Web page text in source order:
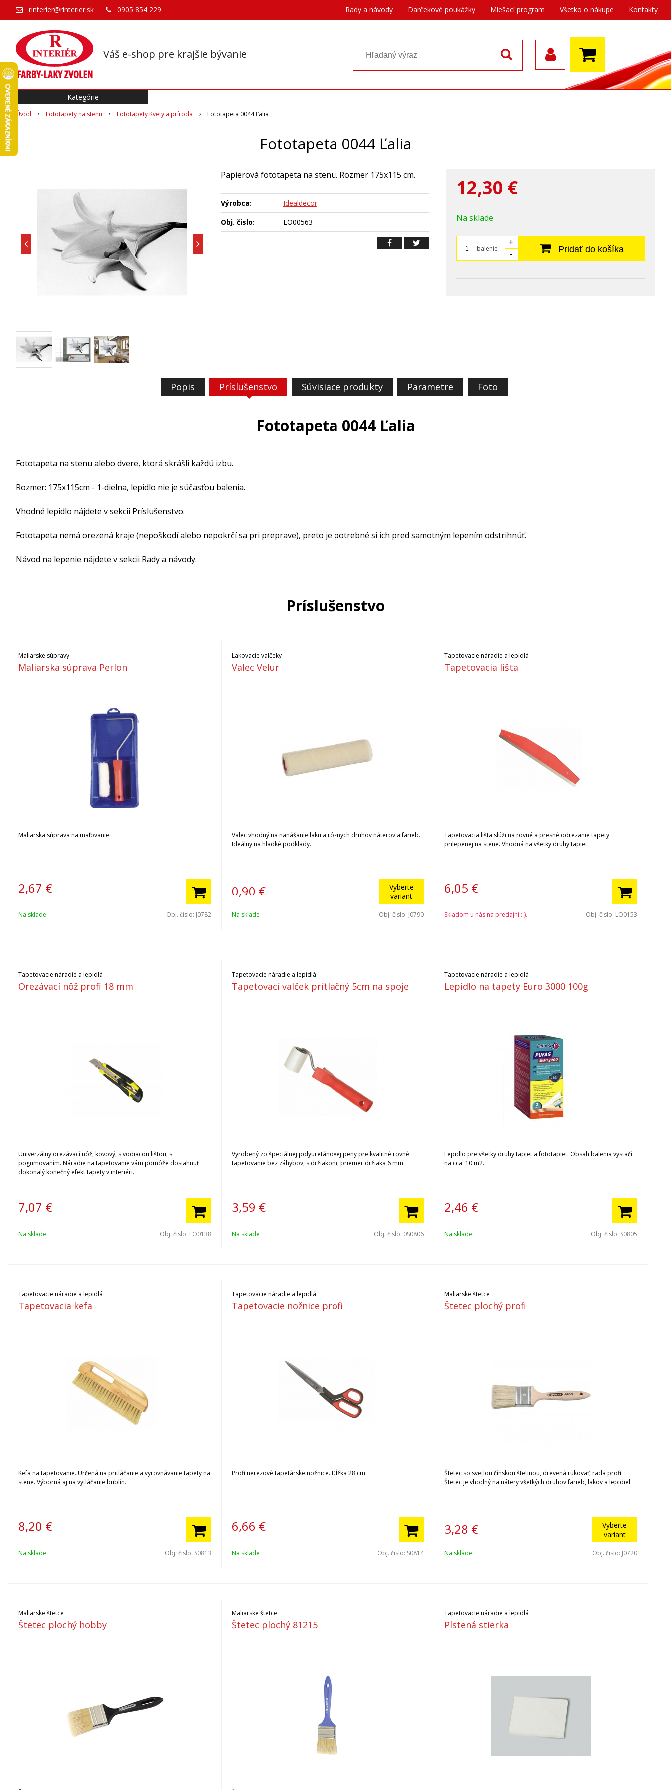
Váš e-shop pre krajšie bývanie
rinterier@rinterier.sk 0905 854 229 Rady a návody Darčekové poukážky Miešací program Všetko o nákupe Kontakty
Úvod Fototapety na stenu Fototapety Kvety a príroda Fototapeta 0044 Ľalia
Fototapeta 0044 Ľalia
12,30 €
Na sklade
balenie
+
-
Pridať do košíka
Papierová fototapeta na stenu. Rozmer 175x115 cm.
Výrobca:
Idealdecor
Obj. čislo:
LO00563
Popis Príslušenstvo Súvisiace produkty Parametre Foto
Fototapeta 0044 Ľalia
Fototapeta na stenu alebo dvere, ktorá skrášli každú izbu.
Rozmer: 175x115cm - 1-dielna, lepidlo nie je súčasťou balenia.
Vhodné lepidlo nájdete v sekcii Príslušenstvo.
Fototapeta nemá orezená kraje (nepoškodí alebo nepokrčí sa pri preprave), preto je potrebné si ich pred samotným lepením odstrihnúť.
Návod na lepenie nájdete v sekcii Rady a návody.
Príslušenstvo
Maliarske súpravy
Maliarska súprava Perlon
Maliarska súprava na maľovanie.
2,67 €
Na sklade Obj. čislo: J0782
Lakovacie valčeky
Valec Velur
Valec vhodný na nanášanie laku a rôznych druhov náterov a farieb.
Ideálny na hladké podklady.
0,90 €
Vyberte
variant
Na sklade Obj. čislo: J0790
Tapetovacie náradie a lepidlá
Tapetovacia lišta
Tapetovacia lišta slúži na rovné a presné odrezanie tapety
prilepenej na stene. Vhodná na všetky druhy tapiet.
6,05 €
Skladom u nás na predajni :-). Obj. čislo: LO0153
Tapetovacie náradie a lepidlá
Orezávací nôž profi 18 mm
Univerzálny orezávací nôž, kovový, s vodiacou lištou, s
pogumovaním. Náradie na tapetovanie vám pomôže dosiahnuť
dokonalý konečný efekt tapety v interiéri.
7,07 €
Na sklade Obj. čislo: LO0138
Tapetovacie náradie a lepidlá
Tapetovací valček prítlačný 5cm na spoje
Vyrobený zo špeciálnej polyuretánovej peny pre kvalitné rovné
tapetovanie bez záhybov, s držiakom, priemer držiaka 6 mm.
3,59 €
Na sklade Obj. čislo: 0S0806
Tapetovacie náradie a lepidlá
Lepidlo na tapety Euro 3000 100g
Lepidlo pre všetky druhy tapiet a fototapiet. Obsah balenia vystačí
na cca. 10 m2.
2,46 €
Na sklade Obj. čislo: S0805
Tapetovacie náradie a lepidlá
Tapetovacia kefa
Kefa na tapetovanie. Určená na pritláčanie a vyrovnávanie tapety na
stene. Výborná aj na vytláčanie bublín.
8,20 €
Na sklade Obj. čislo: S0813
Tapetovacie náradie a lepidlá
Tapetovacie nožnice profi
Profi nerezové tapetárske nožnice. Dĺžka 28 cm.
6,66 €
Na sklade Obj. čislo: S0814
Maliarske štetce
Štetec plochý profi
Štetec so svetlou čínskou štetinou, drevená rukoväť, rada profi.
Štetec je vhodný na nátery všetkých druhov farieb, lakov a lepidiel.
3,28 €
Vyberte
variant
Na sklade Obj. čislo: J0720
Maliarske štetce
Štetec plochý hobby
Maliarske štetce
Štetec plochý 81215
Tapetovacie náradie a lepidlá
Plstená stierka
Kategórie